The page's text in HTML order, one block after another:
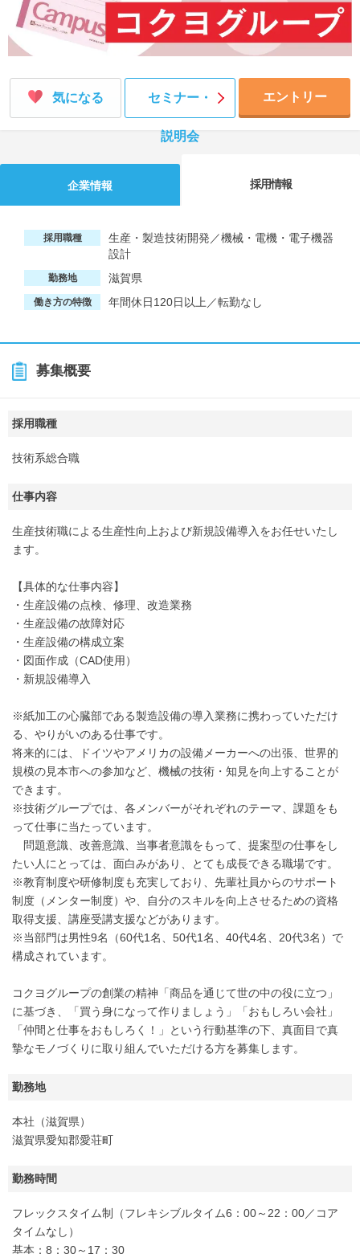
気になる セミナー・
説明会
エントリー
企業情報 採用情報
採用職種
生産・製造技術開発／機械・電機・電子機器
設計
勤務地 滋賀県
働き方の特徴 年間休日120日以上／転勤なし
募集概要
採用職種
技術系総合職
仕事内容
生産技術職による生産性向上および新規設備導入をお任せいたし
ます。
【具体的な仕事内容】
・生産設備の点検、修理、改造業務
・生産設備の故障対応
・生産設備の構成立案
・図面作成（CAD使用）
・新規設備導入
※紙加工の心臓部である製造設備の導入業務に携わっていただけ
る、やりがいのある仕事です。
将来的には、ドイツやアメリカの設備メーカーへの出張、世界的
規模の見本市への参加など、機械の技術・知見を向上することが
できます。
※技術グループでは、各メンバーがそれぞれのテーマ、課題をも
って仕事に当たっています。
問題意識、改善意識、当事者意識をもって、提案型の仕事をし
たい人にとっては、面白みがあり、とても成長できる職場です。
※教育制度や研修制度も充実しており、先輩社員からのサポート
制度（メンター制度）や、自分のスキルを向上させるための資格
取得支援、講座受講支援などがあります。
※当部門は男性9名（60代1名、50代1名、40代4名、20代3名）で
構成されています。
コクヨグループの創業の精神「商品を通じて世の中の役に立つ」
に基づき、「買う身になって作りましょう」「おもしろい会社」
「仲間と仕事をおもしろく！」という行動基準の下、真面目で真
摯なモノづくりに取り組んでいただける方を募集します。
勤務地
本社（滋賀県）
滋賀県愛知郡愛荘町
勤務時間
フレックスタイム制（フレキシブルタイム6：00～22：00／コア
タイムなし）
基本：8：30～17：30